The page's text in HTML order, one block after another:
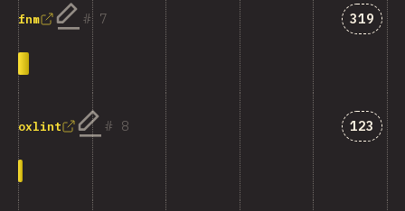
7
fnm คำตอบที่
319
8
oxlint คำตอบ
123